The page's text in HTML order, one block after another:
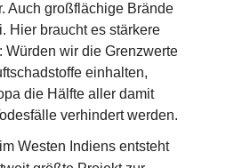
Auch großflächige Brände
Hier braucht es stärkere
Würden wir die Grenzwerte
einhalten,
die Hälfte aller damit
verhindert werden.
Westen Indiens entsteht